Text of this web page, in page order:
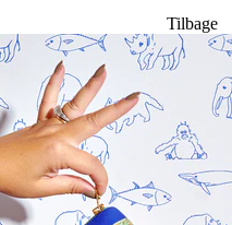
Tilbage